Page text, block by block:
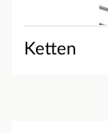
Ketten